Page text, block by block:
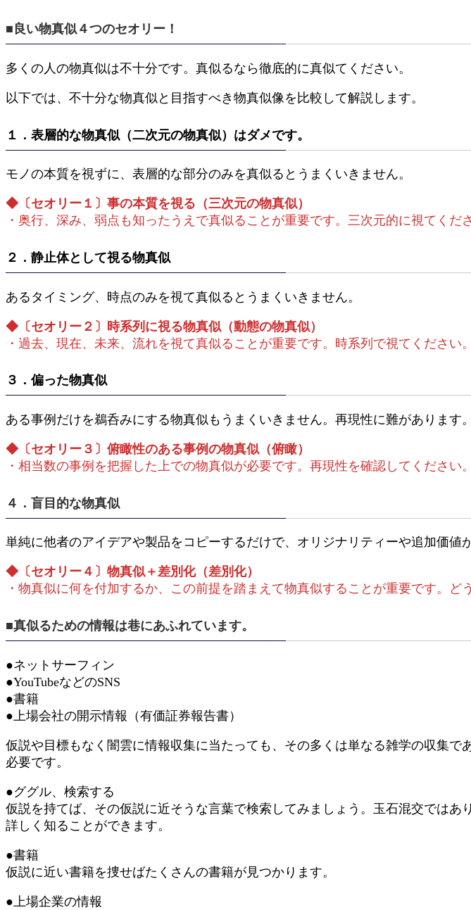
■良い物真似４つのセオリー！
多くの人の物真似は不十分です。真似るなら徹底的に真似てください。
以下では、不十分な物真似と目指すべき物真似像を比較して解説します。
１．表層的な物真似（二次元の物真似）はダメです。
モノの本質を視ずに、表層的な部分のみを真似るとうまくいきません。
◆〔セオリー１〕事の本質を視る（三次元の物真似）
・奥行、深み、弱点も知ったうえで真似ることが重要です。三次元的に視てくださ
２．静止体として視る物真似
あるタイミング、時点のみを視て真似るとうまくいきません。
◆〔セオリー２〕時系列に視る物真似（動態の物真似）
・過去、現在、未来、流れを視て真似ることが重要です。時系列で視てください。
３．偏った物真似
ある事例だけを鵜呑みにする物真似もうまくいきません。再現性に難があります。
◆〔セオリー３〕俯瞰性のある事例の物真似（俯瞰）
・相当数の事例を把握した上での物真似が必要です。再現性を確認してください。
４．盲目的な物真似
単純に他者のアイデアや製品をコピーするだけで、オリジナリティーや追加価値
◆〔セオリー４〕物真似＋差別化（差別化）
・物真似に何を付加するか、この前提を踏まえて物真似することが重要です。ど
■真似るための情報は巷にあふれています。
●ネットサーフィン
●YouTubeなどのSNS
●書籍
●上場会社の開示情報（有価証券報告書）
仮説や目標もなく闇雲に情報収集に当たっても、その多くは単なる雑学の収集
必要です。
●ググル、検索する
仮説を持てば、その仮説に近そうな言葉で検索してみましょう。玉石混交では
詳しく知ることができます。
●書籍
仮説に近い書籍を捜せばたくさんの書籍が見つかります。
●上場企業の情報